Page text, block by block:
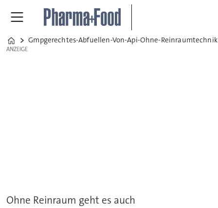
Home
Gmpgerechtes-Abfuellen-Von-Api-Ohne-Reinraumtechnik
ANZEIGE
ANZEIGE
Ohne Reinraum geht es auch